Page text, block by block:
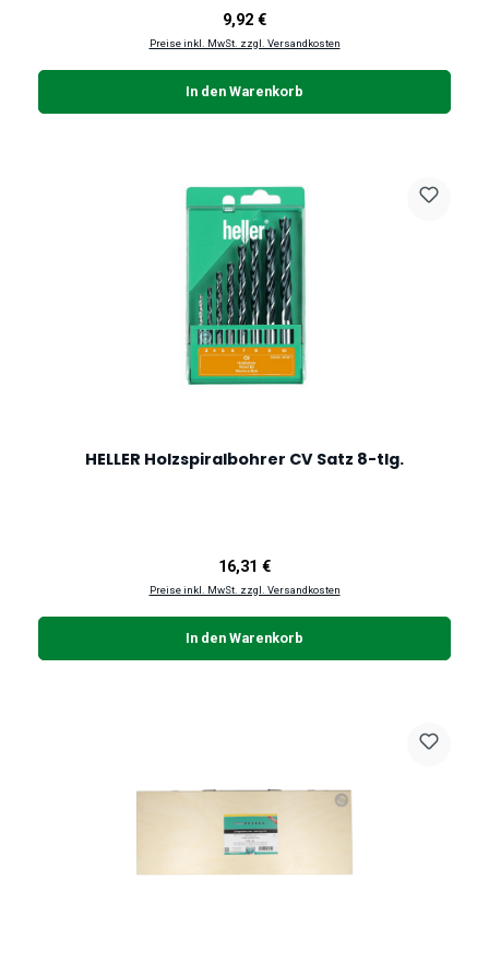
Regulärer Preis:
9,92 €
Preise inkl. MwSt. zzgl. Versandkosten
In den Warenkorb
HELLER Holzspiralbohrer CV Satz 8-tlg.
Regulärer Preis:
16,31 €
Preise inkl. MwSt. zzgl. Versandkosten
In den Warenkorb